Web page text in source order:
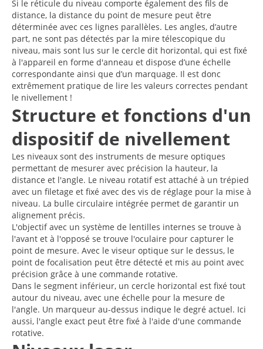
Si le réticule du niveau comporte également des fils de
distance, la distance du point de mesure peut être
déterminée avec ces lignes parallèles. Les angles, d’autre
part, ne sont pas détectés par la mire télescopique du
niveau, mais sont lus sur le cercle dit horizontal, qui est fixé
à l'appareil en forme d'anneau et dispose d’une échelle
correspondante ainsi que d’un marquage. Il est donc
extrêmement pratique de lire les valeurs correctes pendant
le nivellement !
Structure et fonctions d'un
dispositif de nivellement
Les niveaux sont des instruments de mesure optiques
permettant de mesurer avec précision la hauteur, la
distance et l'angle. Le niveau rotatif est attaché à un trépied
avec un filetage et fixé avec des vis de réglage pour la mise à
niveau. La bulle circulaire intégrée permet de garantir un
alignement précis.
L'objectif avec un système de lentilles internes se trouve à
l'avant et à l'opposé se trouve l'oculaire pour capturer le
point de mesure. Avec le viseur optique sur le dessus, le
point de focalisation peut être détecté et mis au point avec
précision grâce à une commande rotative.
Dans le segment inférieur, un cercle horizontal est fixé tout
autour du niveau, avec une échelle pour la mesure de
l'angle. Un marqueur au-dessus indique le degré actuel. Ici
aussi, l'angle exact peut être fixé à l'aide d'une commande
rotative.